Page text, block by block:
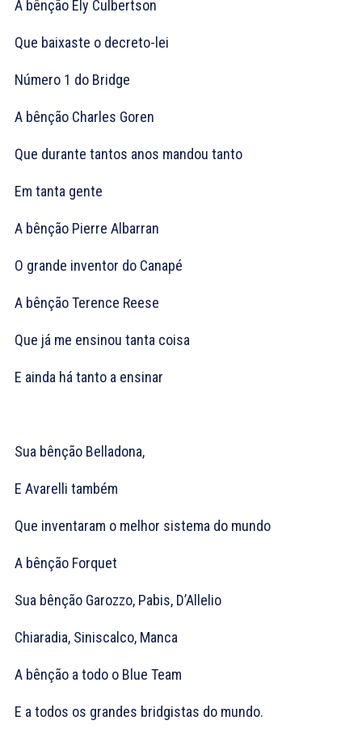
A bênção Ely Culbertson
Que baixaste o decreto-lei
Número 1 do Bridge
A bênção Charles Goren
Que durante tantos anos mandou tanto
Em tanta gente
A bênção Pierre Albarran
O grande inventor do Canapé
A bênção Terence Reese
Que já me ensinou tanta coisa
E ainda há tanto a ensinar
Sua bênção Belladona,
E Avarelli também
Que inventaram o melhor sistema do mundo
A bênção Forquet
Sua bênção Garozzo, Pabis, D’Allelio
Chiaradia, Siniscalco, Manca
A bênção a todo o Blue Team
E a todos os grandes bridgistas do mundo.